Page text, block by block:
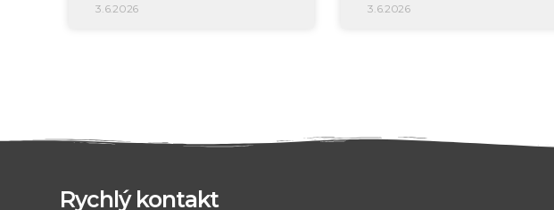
3.6.2026 3.6.2026
Rychlý kontakt